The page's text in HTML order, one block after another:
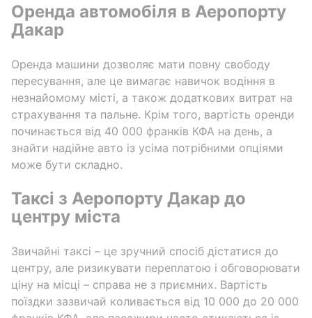
Оренда автомобіля в Аеропорту
Дакар
Оренда машини дозволяє мати повну свободу
пересування, але це вимагає навичок водіння в
незнайомому місті, а також додаткових витрат на
страхування та пальне. Крім того, вартість оренди
починається від 40 000 франків КФА на день, а
знайти надійне авто із усіма потрібними опціями
може бути складно.
Таксі з Аеропорту Дакар до
центру міста
Звичайні таксі – це зручний спосіб дістатися до
центру, але ризикувати переплатою і обговорювати
ціну на місці – справа не з приємних. Вартість
поїздки зазвичай коливається від 10 000 до 20 000